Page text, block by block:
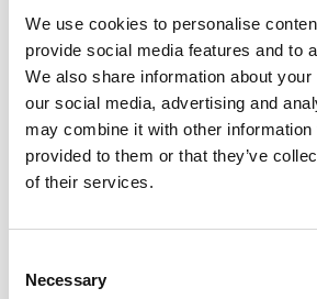
We use cookies to personalise
provide social media features and to
We also share information about
our social media, advertising and
may combine it with other information
provided to them or that they’ve
of their services.
Selection
Necessary